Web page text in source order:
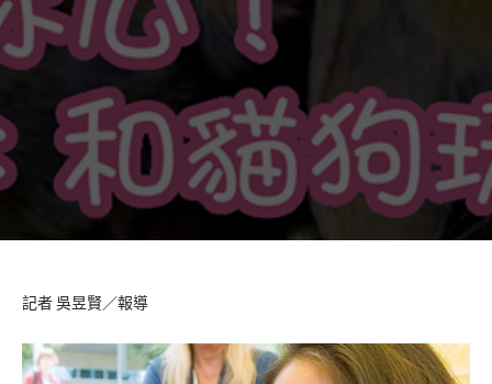
記者 吳昱賢／報導